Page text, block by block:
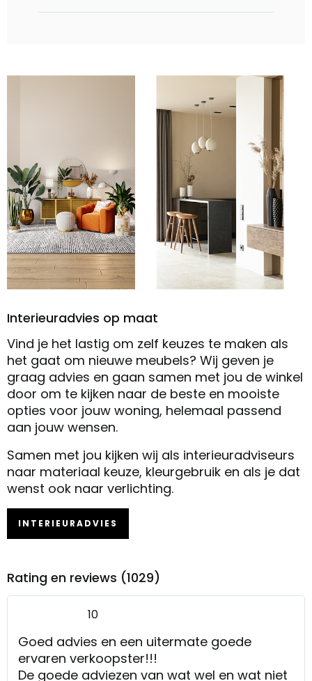
Interieuradvies op maat
Vind je het lastig om zelf keuzes te maken als
het gaat om nieuwe meubels? Wij geven je
graag advies en gaan samen met jou de winkel
door om te kijken naar de beste en mooiste
opties voor jouw woning, helemaal passend
aan jouw wensen.
Samen met jou kijken wij als interieuradviseurs
naar materiaal keuze, kleurgebruik en als je dat
wenst ook naar verlichting.
INTERIEURADVIES
Rating en reviews (1029)
10
Goed advies en een uitermate goede
ervaren verkoopster!!!
De goede adviezen van wat wel en wat niet